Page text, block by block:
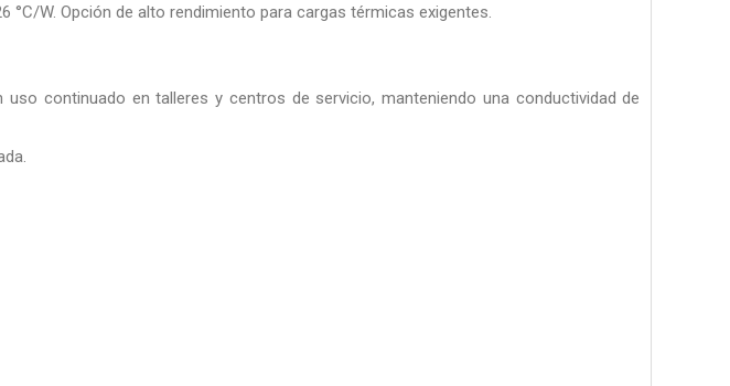
°C/W. Opción de alto rendimiento para cargas térmicas exigentes.
continuado en talleres y centros de servicio, manteniendo una conductividad de